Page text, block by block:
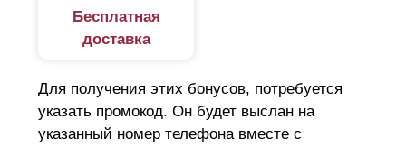
Бесплатная
доставка
Для получения этих бонусов, потребуется
указать промокод. Он будет выслан на
указанный номер телефона вместе с